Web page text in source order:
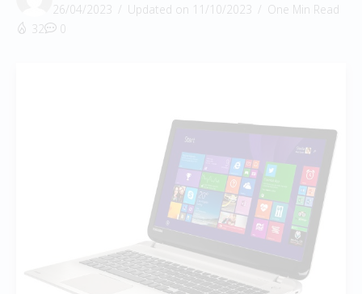
26/04/2023
Updated on 11/10/2023
One Min Read
32
0